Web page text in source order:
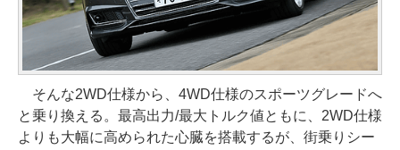
そんな2WD仕様から、4WD仕様のスポーツグレードへ
と乗り換える。最高出力/最大トルク値ともに、2WD仕様
よりも大幅に高められた心臓を搭載するが、街乗りシー